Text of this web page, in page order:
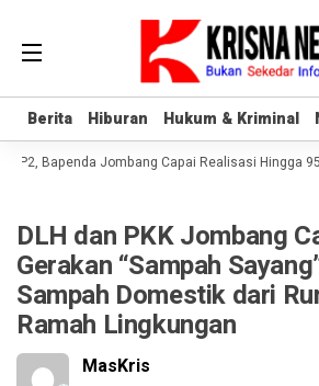
Berita Hiburan Hukum & Kriminal
Berita Hiburan Hukum & Kriminal
Bapenda Jombang Capai Realisasi Hingga 95
DLH dan PKK Jombang
Gerakan “Sampah
Sampah Domestik dari
Ramah Lingkungan
MasKris